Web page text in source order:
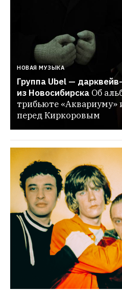
НОВАЯ МУЗЫКА
Группа Ubel —
из Новосибирска Об
трибьюте
перед Киркоровым